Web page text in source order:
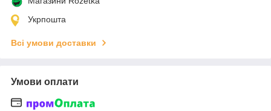
Укрпошта
Всі умови доставки
Умови оплати